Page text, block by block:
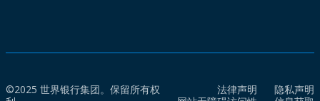
©2025 世界银行集团。保留所有权
法律声明
隐私声明